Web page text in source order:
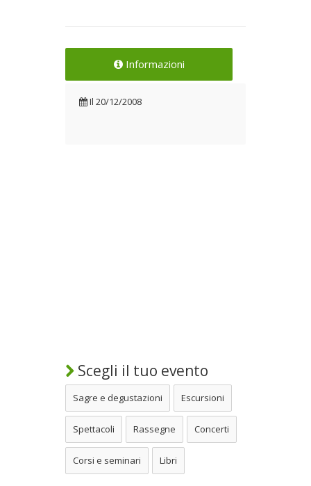
Informazioni
Il 20/12/2008
Scegli il tuo evento
Sagre e degustazioni Escursioni
Spettacoli Rassegne Concerti
Corsi e seminari Libri